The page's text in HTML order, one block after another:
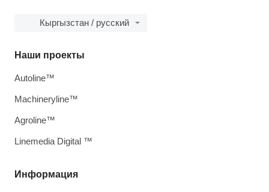
Кыргызстан / русский
Информация
Наши проекты
Autoline™
Machineryline™
Agroline™
Linemedia Digital ™